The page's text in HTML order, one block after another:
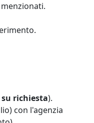
richiesta).
con l'agenzia